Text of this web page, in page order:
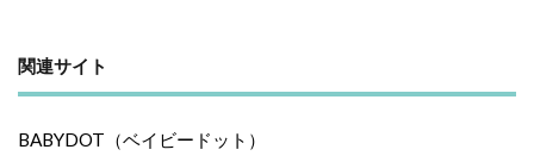
関連サイト
BABYDOT（ベイビードット）